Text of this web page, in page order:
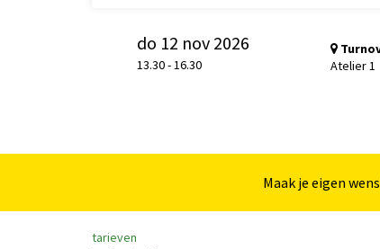
do 12 nov 2026
13.30- 16.30
Atelier 1
Maak je eigen
tarieven